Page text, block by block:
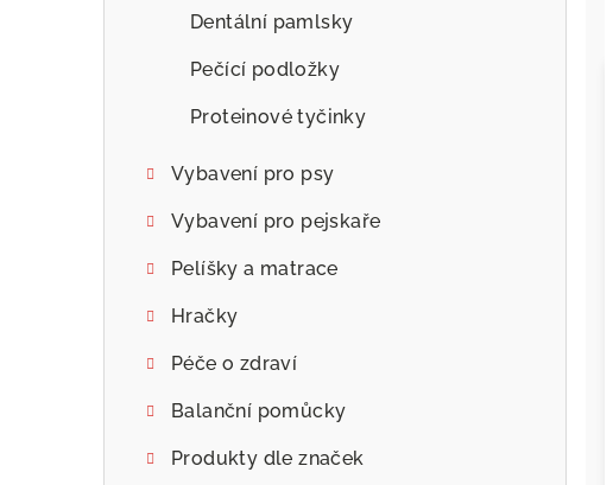
Dentální pamlsky
Pečící podložky
Proteinové tyčinky
Vybavení pro psy
Vybavení pro pejskaře
Pelíšky a matrace
Hračky
Péče o zdraví
Balanční pomůcky
Produkty dle značek